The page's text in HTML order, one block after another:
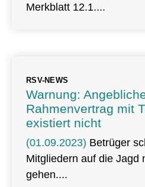
Merkblatt 12.1.
RSV-NEWS
Warnung:
Rahmenvertrag mit
existiert nicht
(01.09.2023) Betrüger
Mitgliedern auf die Jagd
gehen.